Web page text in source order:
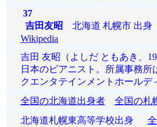
37
吉田友昭北海道 札幌市 出身
Wikipedia
吉田 友昭（よしだ ともあき、
日本のピアニスト。所属事務所
クエンタテインメントホールデ
全国の北海道出身者
全国の札
北海道札幌東高等学校出身